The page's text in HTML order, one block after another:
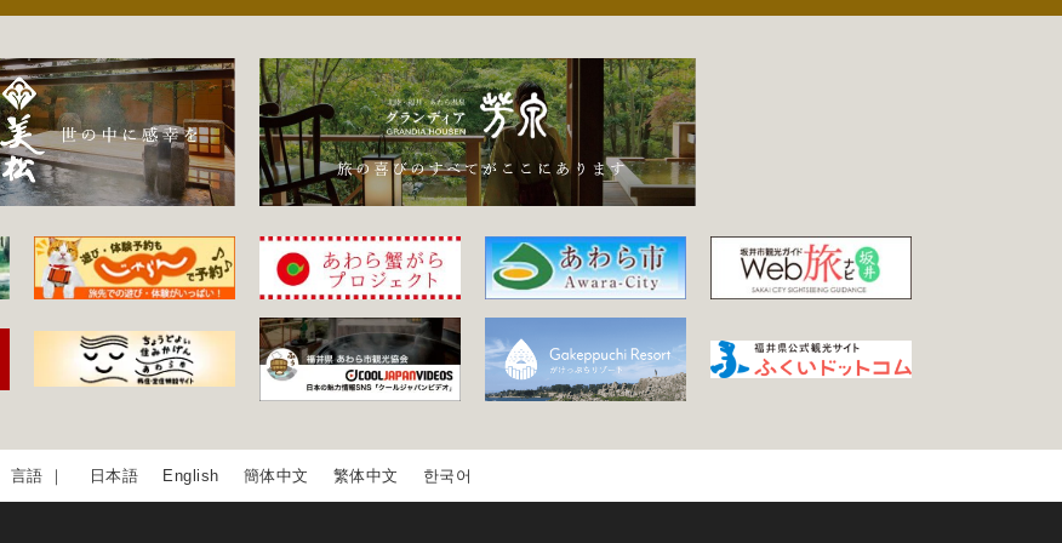
日本語 English 簡体中文 繁体中文 한국어